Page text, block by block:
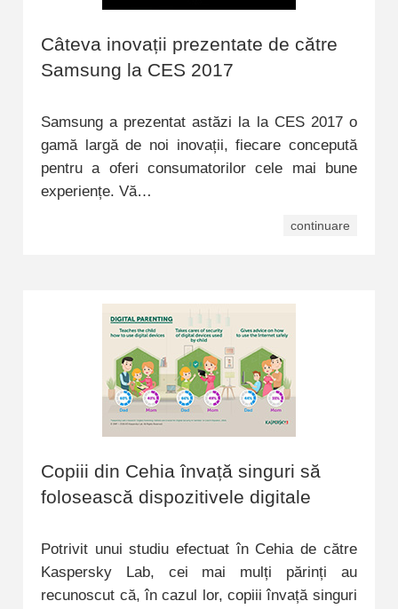
Câteva inovații prezentate de către
Samsung la CES 2017
Samsung a prezentat astăzi la la CES 2017 o
gamă largă de noi inovații, fiecare concepută
pentru a oferi consumatorilor cele mai bune
experiențe. Vă…
continuare
Copiii din Cehia învață singuri să
folosească dispozitivele digitale
Potrivit unui studiu efectuat în Cehia de către
Kaspersky Lab, cei mai mulți părinți au
recunoscut că, în cazul lor, copiii învață singuri